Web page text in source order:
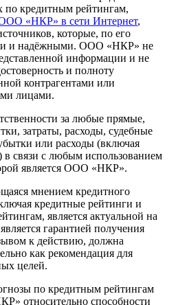
по кредитным рейтингам,
ООО «НКР» в сети Интернет,
которые, по его
и надёжными. ООО «НКР» не
информации и не
и полноту
контрагентами или
лицами.
за любые прямые,
затраты, расходы, судебные
или расходы (включая
связи с любым использованием
является ООО «НКР».
мнением кредитного
кредитные рейтинги и
является актуальной на
гарантией получения
к действию, должна
как рекомендация для
целей.
по кредитным рейтингам
относительно способности